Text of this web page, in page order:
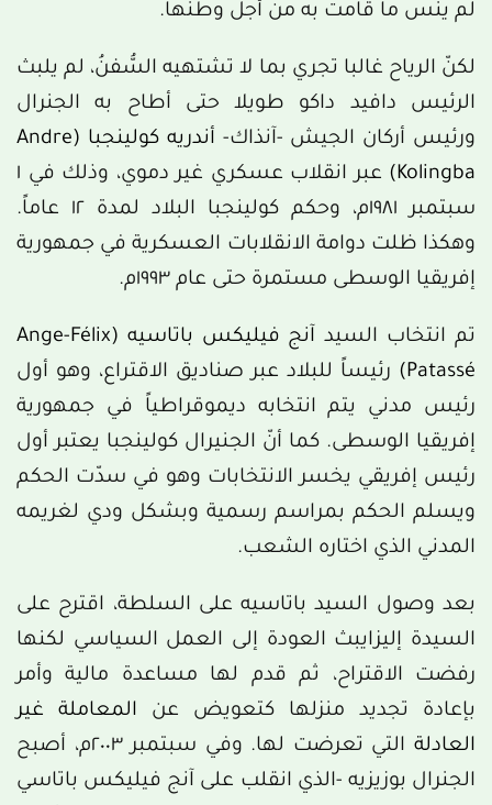
لم ينس ما قامت به من أجل وطنها.
لكنّ الرياح غالبا تجري بما لا تشتهيه السُّفنُ، لم يلبث
الرئيس دافيد داكو طويلا حتى أطاح به الجنرال
ورئيس أركان الجيش -آنذاك-
أندريه كولينجبا (Andre
Kolingba)
عبر انقلاب عسكري غير دموي، وذلك في ١
سبتمبر ١٩٨١م، وحكم كولينجبا البلاد لمدة ١٢ عاماً.
وهكذا ظلت دوامة الانقلابات العسكرية في جمهورية
إفريقيا الوسطى مستمرة حتى عام ١٩٩٣م.
تم انتخاب السيد
آنج فيليكس باتاسيه (Ange-Félix
Patassé)
رئيساً للبلاد عبر صناديق الاقتراع، وهو أول
رئيس مدني يتم انتخابه ديموقراطياً في جمهورية
إفريقيا الوسطى. كما أنّ الجنيرال كولينجبا يعتبر أول
رئيس إفريقي يخسر الانتخابات وهو في سدّت الحكم
ويسلم الحكم بمراسم رسمية وبشكل ودي لغريمه
المدني الذي اختاره الشعب.
بعد وصول السيد باتاسيه على السلطة، اقترح على
السيدة إليزايبث العودة إلى العمل السياسي لكنها
رفضت الاقتراح، ثم قدم لها مساعدة مالية وأمر
بإعادة تجديد منزلها كتعويض عن المعاملة غير
العادلة
التي تعرضت لها. وفي سبتمبر ٢٠٠٣م، أصبح
الجنرال بوزيزيه -الذي انقلب على آنج فيليكس باتاسي